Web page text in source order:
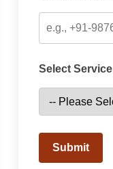
Select Service
Submit